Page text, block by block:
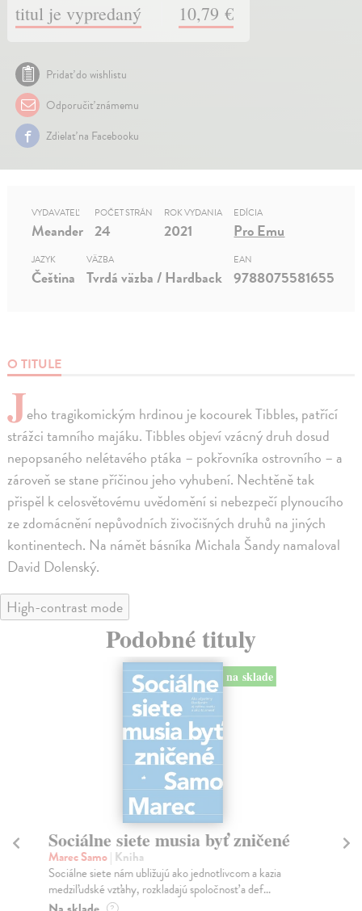
titul je vypredaný 10,79 €
Pridať do wishlistu
Odporučiť známemu
Zdielať na Facebooku
O TITULE
Jeho tragikomickým hrdinou je kocourek Tibbles, patřící
strážci tamního majáku. Tibbles objeví vzácný druh dosud
nepopsaného nelétavého ptáka – pokřovníka ostrovního – a
zároveň se stane příčinou jeho vyhubení. Nechtěně tak
přispěl k celosvětovému uvědomění si nebezpečí plynoucího
ze zdomácnění nepůvodních živočišných druhů na jiných
kontinentech. Na námět básníka Michala Šandy namaloval
David Dolenský.
VYDAVATEĽ
Meander
POČET STRÁN
24
ROK VYDANIA
2021
EDÍCIA
Pro Emu
JAZYK
Čeština
VÄZBA
Tvrdá väzba / Hardback
EAN
9788075581655
High-contrast mode
Podobné tituly
na sklade
Sociálne siete musia byť zničené
Marec Samo| Kniha
Sociálne siete nám ubližujú ako jednotlivcom a kazia
medziľudské vzťahy, rozkladajú spoločnosť a def...